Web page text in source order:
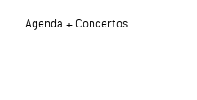
Agenda Concertos